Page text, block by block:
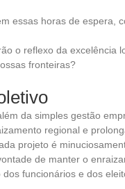
essas horas de espera,
o reflexo da excelência
fronteiras?
da simples gestão
regional e
projeto é
de manter o
funcionários e dos